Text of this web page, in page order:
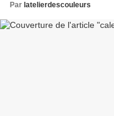
Par latelierdescouleurs